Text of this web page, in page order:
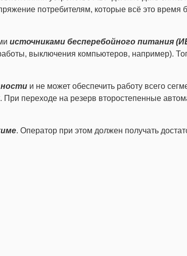
потребителям, которые всё это время
источниками бесперебойного питания
выключения компьютеров, например).
и не может обеспечить работу всего
. При переходе на резерв второстепенные
. Оператор при этом должен получать